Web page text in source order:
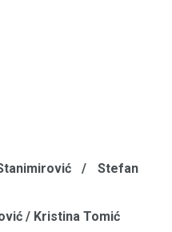
/ Stefan
/ Kristina Tomić